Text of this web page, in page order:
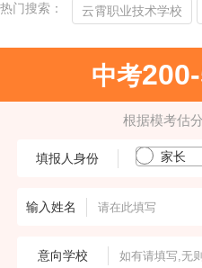
热门搜索： 云霄职业技术学校
中考
根据模考估
填报人身份 家长
输入姓名
意向学校